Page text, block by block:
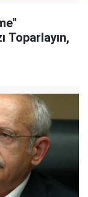
Toparlayın,